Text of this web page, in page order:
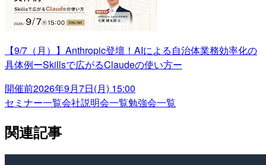
【9/7（月）】Anthropic登壇！AIによる自治体業務効率化の
具体例ーSkillsで広がるClaudeの使い方ー
開催前2026年9月7日(月) 15:00
セミナー一覧会社説明会一覧勉強会一覧
関連記事